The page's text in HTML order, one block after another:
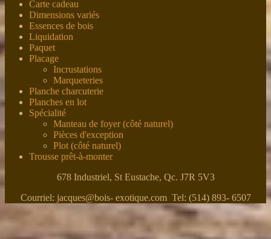
Carte cadeau
Dimensions variés
Essences de bois
Liquidation
Paquet
Placage
Incrustations
Marqueteries
Planche charcuterie
Planches en lot
Spécialité
Manteau de foyer (côté naturel)
Pièces d'exception
Plot (côté naturel)
Trousse prêt-à-monter
678 Industriel, St Eustache, Qc. J7R 5V3
Courriel: jacques@bois- exotique.com Tel: (514) 893- 6507